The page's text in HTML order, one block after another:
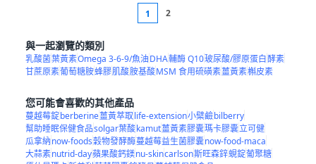
1 2
與一起瀏覽的類別
乳酸菌葉黃素Omega 3-6-9/魚油DHA輔酶 Q10玻尿酸/膠原蛋白酵素
甘蔗原素葡萄糖胺蜂膠肌酸胺基酸MSM 食用硫磺素薑黃素槲皮素
您可能會喜歡的其他產品
蔓越莓錠berberine薑黃萃取life-extension小檗鹼bilberry
幫助睡眠保健食品solgar葉酸kamut薑黃素膠囊瑪卡膠囊立可健
瓜拿納now-foods穀物發酵酶蔓越莓益生菌膠囊now-food-maca
大蒜素nutrid-day蘋果酸鈣鎂nu-skincarlson斯旺森鋅蜆錠葡聚糖